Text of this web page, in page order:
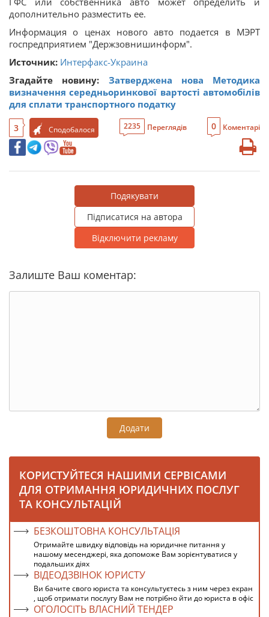
дополнительно разместить ее.
Информация о ценах нового авто подается в МЭРТ
госпредприятием "Держзовнишинформ".
Источник: Интерфакс-Украина
Згадайте новину: Затверджена нова Методика
визначення середньоринкової вартості автомобілів
для сплати транспортного податку
3 Сподобалося 2235 Переглядів 0 Коментарі
Подякувати
Підписатися на автора
Відключити рекламу
Залиште Ваш коментар:
Додати
КОРИСТУЙТЕСЯ НАШИМИ СЕРВІСАМИ
ДЛЯ ОТРИМАННЯ ЮРИДИЧНИХ ПОСЛУГ
ТА КОНСУЛЬТАЦІЙ
БЕЗКОШТОВНА КОНСУЛЬТАЦІЯ
Отримайте швидку відповідь на юридичне питання у
нашому месенджері, яка допоможе Вам зорієнтуватися у
подальших діях
ВІДЕОДЗВІНОК ЮРИСТУ
Ви бачите свого юриста та консультуєтесь з ним через екран
, щоб отримати послугу Вам не потрібно йти до юриста в офіс
ОГОЛОСІТЬ ВЛАСНИЙ ТЕНДЕР